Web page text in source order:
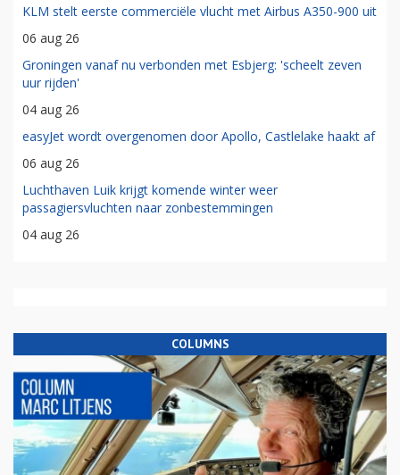
KLM stelt eerste commerciële vlucht met Airbus A350-900 uit
06 aug 26
Groningen vanaf nu verbonden met Esbjerg: 'scheelt zeven
uur rijden'
04 aug 26
easyJet wordt overgenomen door Apollo, Castlelake haakt af
06 aug 26
Luchthaven Luik krijgt komende winter weer
passagiersvluchten naar zonbestemmingen
04 aug 26
COLUMNS